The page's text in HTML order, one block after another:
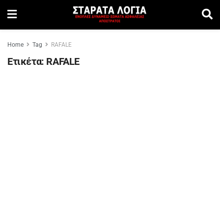
Home Tag RAFALE
Ετικέτα: RAFALE